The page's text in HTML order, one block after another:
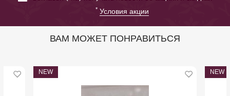
* Условия акции
ВАМ МОЖЕТ ПОНРАВИТЬСЯ
NEW NEW